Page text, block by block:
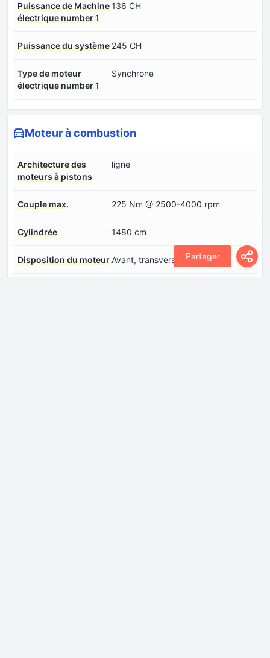
Partager
Puissance de Machine
électrique number 1
136 CH
Puissance du système 245 CH
Type de moteur
électrique number 1
Synchrone
Moteur à combustion
Architecture des
moteurs à pistons
ligne
Couple max. 225 Nm @ 2500-4000 rpm
Cylindrée 1480 cm
Disposition du moteurAvant, transversal